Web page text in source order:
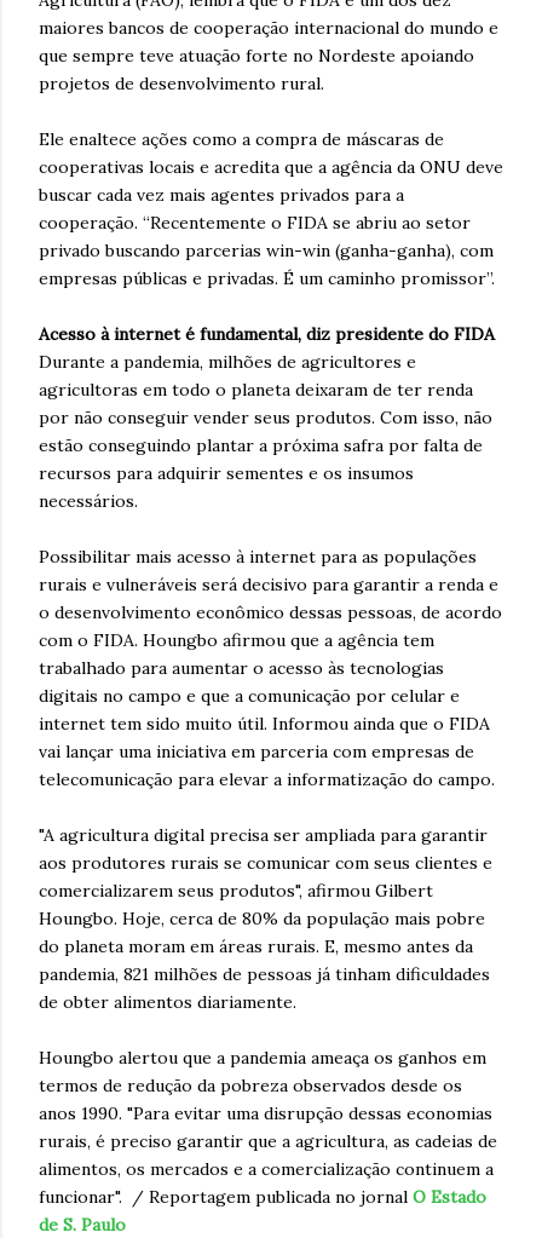
maiores bancos de cooperação internacional do mundo e
que sempre teve atuação forte no Nordeste apoiando
projetos de desenvolvimento rural.
Ele enaltece ações como a compra de máscaras de
cooperativas locais e acredita que a agência da ONU deve
buscar cada vez mais agentes privados para a
cooperação. “Recentemente o FIDA se abriu ao setor
privado buscando parcerias win-win (ganha-ganha), com
empresas públicas e privadas. É um caminho promissor”.
Acesso à internet é fundamental, diz presidente do FIDA
Durante a pandemia, milhões de agricultores e
agricultoras em todo o planeta deixaram de ter renda
por não conseguir vender seus produtos. Com isso, não
estão conseguindo plantar a próxima safra por falta de
recursos para adquirir sementes e os insumos
necessários.
Possibilitar mais acesso à internet para as populações
rurais e vulneráveis será decisivo para garantir a renda e
o desenvolvimento econômico dessas pessoas, de acordo
com o FIDA. Houngbo afirmou que a agência tem
trabalhado para aumentar o acesso às tecnologias
digitais no campo e que a comunicação por celular e
internet tem sido muito útil. Informou ainda que o FIDA
vai lançar uma iniciativa em parceria com empresas de
telecomunicação para elevar a informatização do campo.
"A agricultura digital precisa ser ampliada para garantir
aos produtores rurais se comunicar com seus clientes e
comercializarem seus produtos", afirmou Gilbert
Houngbo. Hoje, cerca de 80% da população mais pobre
do planeta moram em áreas rurais. E, mesmo antes da
pandemia, 821 milhões de pessoas já tinham dificuldades
de obter alimentos diariamente.
Houngbo alertou que a pandemia ameaça os ganhos em
termos de redução da pobreza observados desde os
anos 1990. "Para evitar uma disrupção dessas economias
rurais, é preciso garantir que a agricultura, as cadeias de
alimentos, os mercados e a comercialização continuem a
funcionar". / Reportagem publicada no jornal O Estado
de S. Paulo